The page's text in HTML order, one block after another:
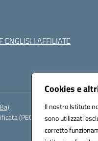
Cookies e
Il nostro Istituto
sono utilizzati
corretto
ENGLISH AFFILIATE
(PEC):